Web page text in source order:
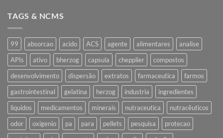
Fotográfico
TAGS & NCMS
99 absorcao acido ACS agente alimentares
analise
APIs
ativo bherzog capsula chepplier
compostos
desenvolvimento
dispersão extratos farmaceutica
farmos
gastrointestinal
gelatina herzog industria
ingredientes
liquidos
medicamentos minerais nutraceutica
nutracêuticos
odor
oxigenio pa para pellets pesquisa
protecao